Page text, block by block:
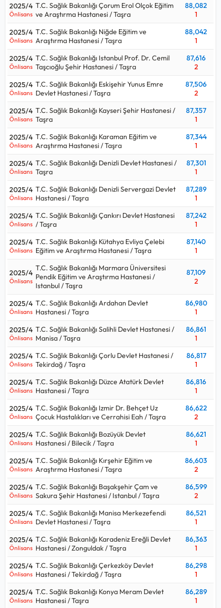
2025/4
Önlisans
T.C. Sağlık Bakanlığı Çorum Erol Olçok Eğitim
ve Araştırma Hastanesi / Taşra
88,082
1
2025/4
Önlisans
T.C. Sağlık Bakanlığı Niğde Eğitim ve
Araştırma Hastanesi / Taşra
88,042
1
2025/4
Önlisans
T.C. Sağlık Bakanlığı Istanbul Prof. Dr. Cemil
Taşcıoğlu Şehir Hastanesi / Taşra
87,616
2
2025/4
Önlisans
T.C. Sağlık Bakanlığı Eskişehir Yunus Emre
Devlet Hastanesi / Taşra
87,506
2
2025/4
Önlisans
T.C. Sağlık Bakanlığı Kayseri Şehir Hastanesi /
Taşra
87,357
1
2025/4
Önlisans
T.C. Sağlık Bakanlığı Karaman Eğitim ve
Araştırma Hastanesi / Taşra
87,344
1
2025/4
Önlisans
T.C. Sağlık Bakanlığı Denizli Devlet Hastanesi /
Taşra
87,301
1
2025/4
Önlisans
T.C. Sağlık Bakanlığı Denizli Servergazi Devlet
Hastanesi / Taşra
87,289
1
2025/4
Önlisans
T.C. Sağlık Bakanlığı Çankırı Devlet Hastanesi
/ Taşra
87,242
1
2025/4
Önlisans
T.C. Sağlık Bakanlığı Kütahya Evliya Çelebi
Eğitim ve Araştırma Hastanesi / Taşra
87,140
1
2025/4
Önlisans
T.C. Sağlık Bakanlığı Marmara Üniversitesi
Pendik Eğitim ve Araştırma Hastanesi /
Istanbul / Taşra
87,109
2
2025/4
Önlisans
T.C. Sağlık Bakanlığı Ardahan Devlet
Hastanesi / Taşra
86,980
1
2025/4
Önlisans
T.C. Sağlık Bakanlığı Salihli Devlet Hastanesi /
Manisa / Taşra
86,861
1
2025/4
Önlisans
T.C. Sağlık Bakanlığı Çorlu Devlet Hastanesi /
Tekirdağ / Taşra
86,817
1
2025/4
Önlisans
T.C. Sağlık Bakanlığı Düzce Atatürk Devlet
Hastanesi / Taşra
86,816
1
2025/4
Önlisans
T.C. Sağlık Bakanlığı Izmir Dr. Behçet Uz
Çocuk Hastalıkları ve Cerrahisi Eah / Taşra
86,622
2
2025/4
Önlisans
T.C. Sağlık Bakanlığı Bozüyük Devlet
Hastanesi / Bilecik / Taşra
86,621
1
2025/4
Önlisans
T.C. Sağlık Bakanlığı Kırşehir Eğitim ve
Araştırma Hastanesi / Taşra
86,603
2
2025/4
Önlisans
T.C. Sağlık Bakanlığı Başakşehir Çam ve
Sakura Şehir Hastanesi / Istanbul / Taşra
86,599
2
2025/4
Önlisans
T.C. Sağlık Bakanlığı Manisa Merkezefendi
Devlet Hastanesi / Taşra
86,521
1
2025/4
Önlisans
T.C. Sağlık Bakanlığı Karadeniz Ereğli Devlet
Hastanesi / Zonguldak / Taşra
86,363
1
2025/4
Önlisans
T.C. Sağlık Bakanlığı Çerkezköy Devlet
Hastanesi / Tekirdağ / Taşra
86,298
1
2025/4
Önlisans
T.C. Sağlık Bakanlığı Konya Meram Devlet
Hastanesi / Taşra
86,289
1